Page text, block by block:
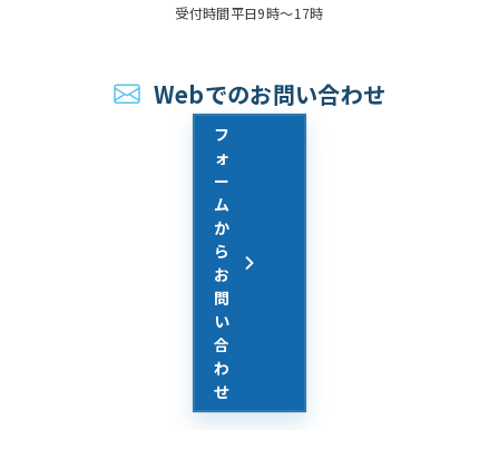
受付時間平日9時〜17時
Webでのお問い合わせ
フ
ォ
ー
ム
か
ら
お
問
い
合
わ
せ